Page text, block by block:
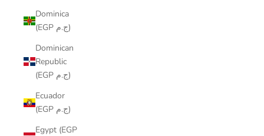
Dominica
(EGP ج.م)
Dominican
Republic
(EGP ج.م)
Ecuador
(EGP ج.م)
Egypt (EGP